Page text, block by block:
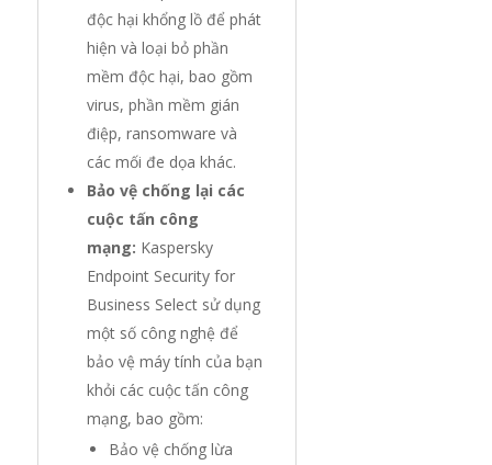
độc hại khổng lồ để phát
hiện và loại bỏ phần
mềm độc hại, bao gồm
virus, phần mềm gián
điệp, ransomware và
các mối đe dọa khác.
Bảo vệ chống lại các
cuộc tấn công
mạng: Kaspersky
Endpoint Security for
Business Select sử dụng
một số công nghệ để
bảo vệ máy tính của bạn
khỏi các cuộc tấn công
mạng, bao gồm:
Bảo vệ chống lừa